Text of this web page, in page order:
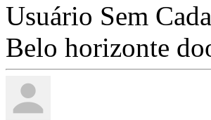
Usuário Sem
Belo horizonte